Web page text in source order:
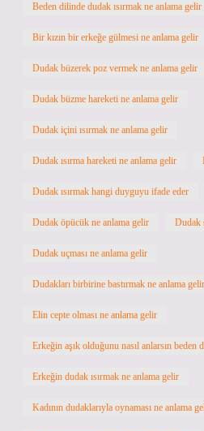
Beden dilinde dudak ısırmak ne anlama gelir
Bir kızın bir erkeğe gülmesi ne anlama gelir
Dudak büzerek poz vermek ne anlama gelir
Dudak büzme hareketi ne anlama gelir
Dudak içini ısırmak ne anlama gelir
Dudak ısırma hareketi ne anlama gelir
Dudak ısırmak hangi duyguyu ifade eder
Dudak öpücük ne anlama gelir Dudak
Dudak uçması ne anlama gelir
Dudakları birbirine bastırmak ne anlama gelir
Elin cepte olması ne anlama gelir
Erkeğin aşık olduğunu nasıl anlarsın beden
Erkeğin dudak ısırmak ne anlama gelir
Kadının dudaklarıyla oynaması ne anlama